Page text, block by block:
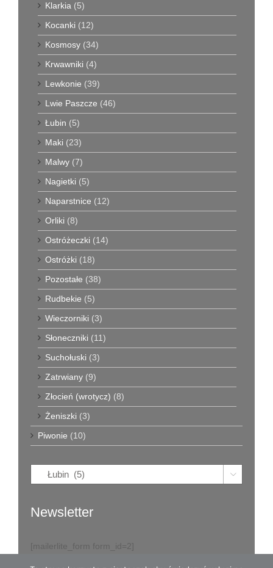
Klarkia (5)
Kocanki (12)
Kosmosy (34)
Krwawniki (4)
Lewkonie (39)
Lwie Paszcze (46)
Łubin (5)
Maki (23)
Malwy (7)
Nagietki (5)
Naparstnice (12)
Orliki (8)
Ostróżeczki (14)
Ostróżki (18)
Pozostałe (38)
Rudbekie (5)
Wieczorniki (3)
Słoneczniki (11)
Suchołuski (3)
Zatrwiany (9)
Złocień (wrotycz) (8)
Żeniszki (3)
Piwonie (10)

Newsletter
[mailerlite_form form_id=2]